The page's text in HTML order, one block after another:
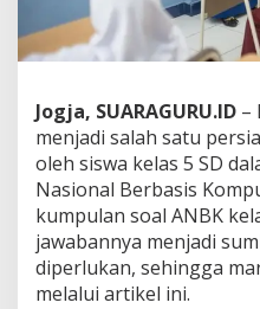
s
S
L
i
t
e
r
a
i
N
Jogja, SUARAGURU.ID –
menjadi salah satu
oleh siswa kelas 5 SD
Nasional Berbasis
kumpulan soal ANBK
jawabannya menjadi
diperlukan, sehingga
melalui artikel ini.